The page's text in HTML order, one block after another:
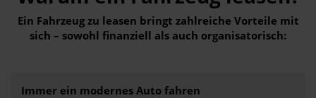
Ein Fahrzeug zu leasen bringt zahlreiche Vorteile mit
sich – sowohl finanziell als auch organisatorisch:
Immer ein modernes Auto fahren